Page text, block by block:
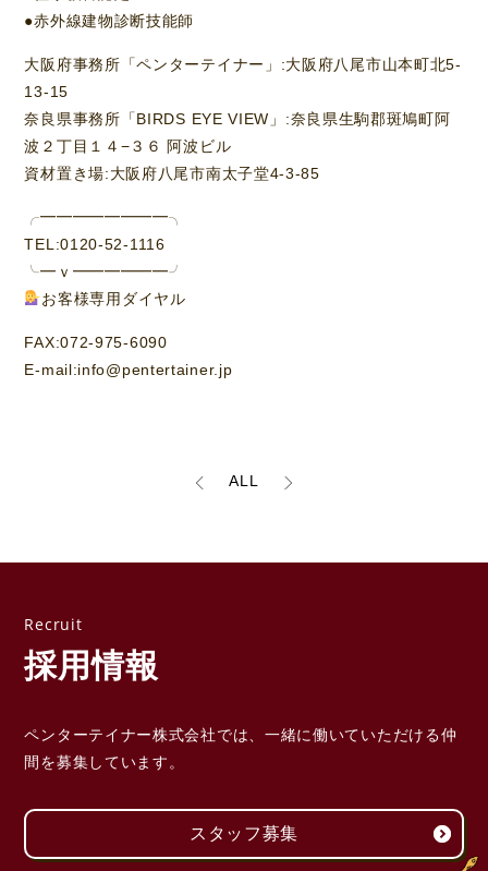
●赤外線建物診断技能師
大阪府事務所「ペンターテイナー」:大阪府八尾市山本町北5-
13-15
奈良県事務所「BIRDS EYE VIEW」:奈良県生駒郡斑鳩町阿
波２丁目１４−３６ 阿波ビル
資材置き場:大阪府八尾市南太子堂4-3-85
╭━━━━━━━━╮
TEL:0120-52-1116
╰━ｖ━━━━━━╯
お客様専用ダイヤル
FAX:072-975-6090
E-mail:info@pentertainer.jp
ALL
採用情報
ペンターテイナー株式会社では、一緒に働いていただける仲
間を募集しています。
スタッフ募集